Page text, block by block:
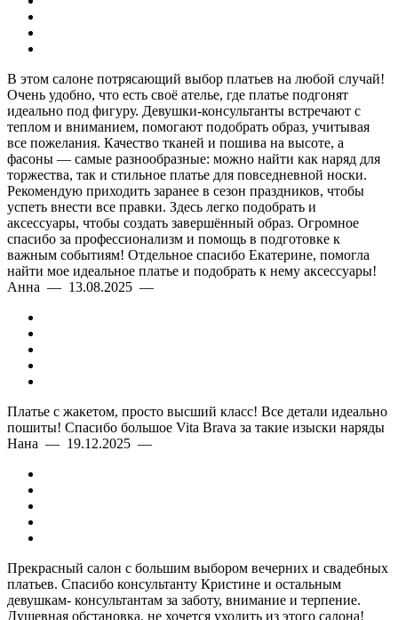
В этом салоне потрясающий выбор платьев на любой случай!
Очень удобно, что есть своё ателье, где платье подгонят
идеально под фигуру. Девушки-консультанты встречают с
теплом и вниманием, помогают подобрать образ, учитывая
все пожелания. Качество тканей и пошива на высоте, а
фасоны — самые разнообразные: можно найти как наряд для
торжества, так и стильное платье для повседневной носки.
Рекомендую приходить заранее в сезон праздников, чтобы
успеть внести все правки. Здесь легко подобрать и
аксессуары, чтобы создать завершённый образ. Огромное
спасибо за профессионализм и помощь в подготовке к
важным событиям! Отдельное спасибо Екатерине, помогла
найти мое идеальное платье и подобрать к нему аксессуары!
Анна — 13.08.2025 —
Платье с жакетом, просто высший класс! Все детали идеально
пошиты! Спасибо большое Vita Brava за такие изыски наряды
Нана — 19.12.2025 —
Прекрасный салон с большим выбором вечерних и свадебных
платьев. Спасибо консультанту Кристине и остальным
девушкам- консультантам за заботу, внимание и терпение.
Душевная обстановка, не хочется уходить из этого салона!